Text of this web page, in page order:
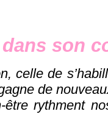
son
celle de
de
rythment